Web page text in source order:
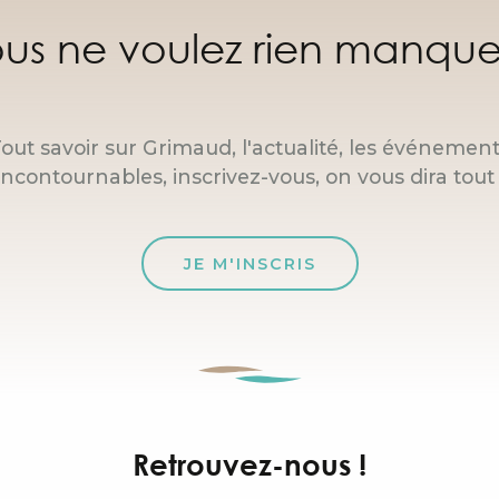
ne voulez rien
savoir sur Grimaud, l'actualité, les
inscrivez-vous, on vous dira tout
JE M'INSCRIS
Retrouvez-nous !